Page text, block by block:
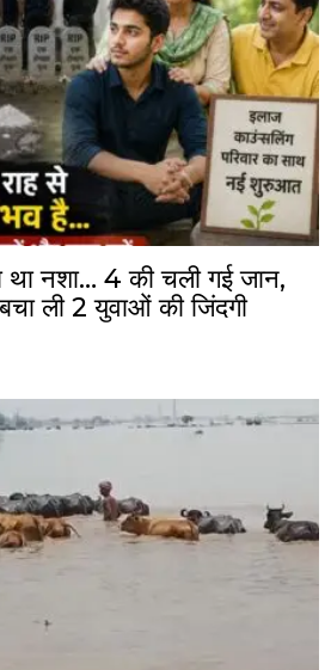
था नशा… 4 की चली गई जान,
ली 2 युवाओं की जिंदगी